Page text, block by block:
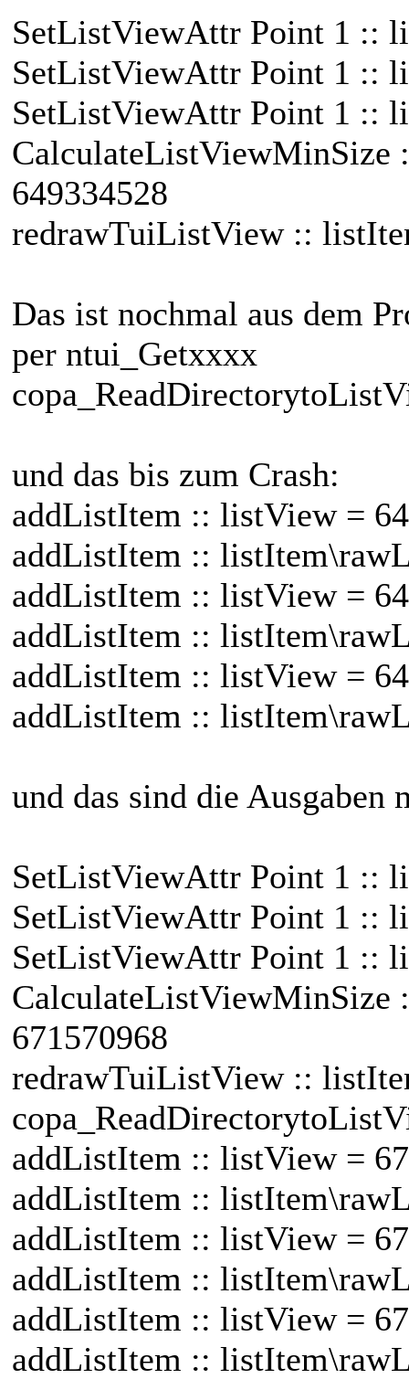
SetListViewAttr Point 1 ::
SetListViewAttr Point 1 ::
SetListViewAttr Point 1 ::
649334528
redrawTuiListView ::
Das ist nochmal aus dem
per ntui_Getxxxx
und das bis zum Crash:
addListItem :: listView =
addListItem ::
addListItem :: listView =
addListItem ::
addListItem :: listView =
addListItem ::
und das sind die Ausgaben
SetListViewAttr Point 1 ::
SetListViewAttr Point 1 ::
SetListViewAttr Point 1 ::
671570968
redrawTuiListView ::
addListItem :: listView =
addListItem ::
addListItem :: listView =
addListItem ::
addListItem :: listView =
addListItem ::